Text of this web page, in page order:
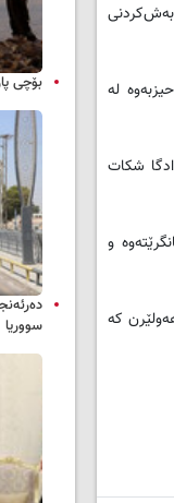
له‌
شکات
بۆ گوندى په‌ڵکانه‌ له‌ عه‌شیره‌تى شه‌ممه‌رن و له‌ بنه‌ڕه‌تدا خه‌ڵکى دوبز و سه‌رگه‌ڕانن و مادده‌ى 140 نایانگرێته‌وه‌ و
هه‌ولێرن که‌
بۆچی
سووریا